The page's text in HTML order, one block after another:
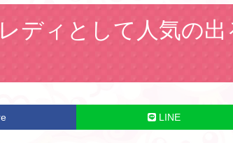
ディとして人気の
LINE